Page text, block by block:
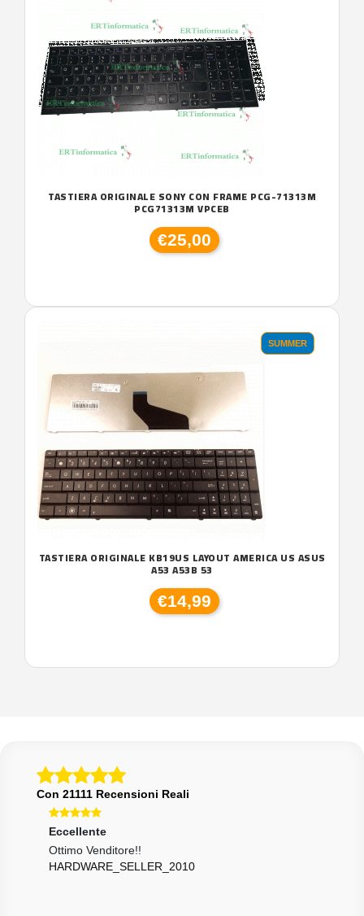
TASTIERA ORIGINALE SONY CON FRAME PCG-71313M
PCG71313M VPCEB
€25,00
SUMMER
TASTIERA ORIGINALE KB19US LAYOUT AMERICA US ASUS
A53 A53B 53
€14,99
Con 21111 Recensioni Reali
Eccellente
Ottimo Venditore!!
HARDWARE_SELLER_2010